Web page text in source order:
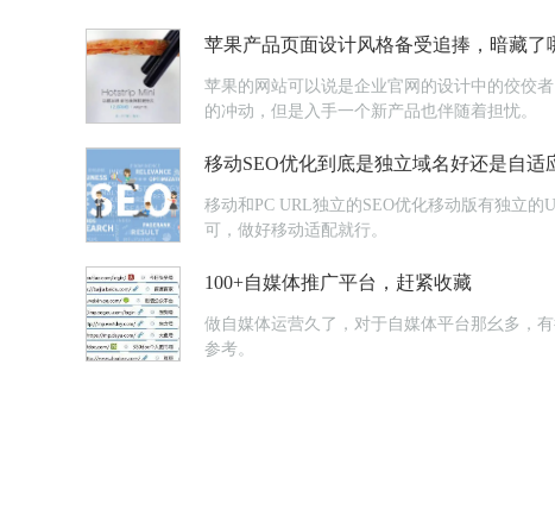
苹果产品页面设计风格备受追捧，暗藏了
苹果的网站可以说是企业官网的设计中的佼佼
的冲动，但是入手一个新产品也伴随着担忧。
移动SEO优化到底是独立域名好还是自适
移动和PC URL独立的SEO优化移动版有独立
可，做好移动适配就行。
100+自媒体推广平台，赶紧收藏
做自媒体运营久了，对于自媒体平台那幺多，
参考。